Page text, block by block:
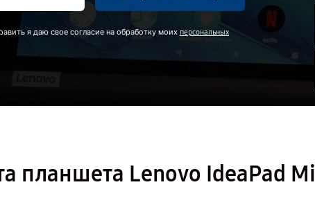
я даю свое согласие на обработку моих персональных
планшета Lenovo IdeaPad